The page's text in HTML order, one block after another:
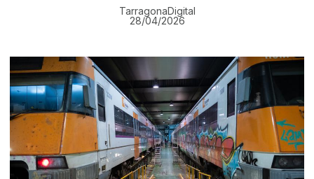
TarragonaDigital
28/04/2026